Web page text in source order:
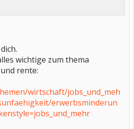
wichtige zum thema
rente:
wirtschaft/jobs_und_meh
erwerbsminderun